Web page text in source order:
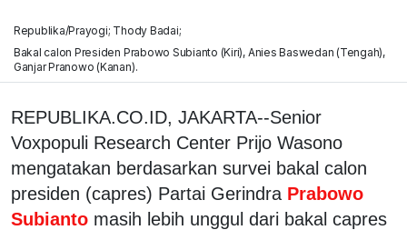
Republika/Prayogi; Thody Badai;
Bakal calon Presiden Prabowo Subianto (Kiri), Anies Baswedan (Tengah),
Ganjar Pranowo (Kanan).
REPUBLIKA.CO.ID, JAKARTA--Senior
Voxpopuli Research Center Prijo Wasono
mengatakan berdasarkan survei bakal calon
presiden (capres) Partai Gerindra Prabowo
Subianto masih lebih unggul dari bakal capres